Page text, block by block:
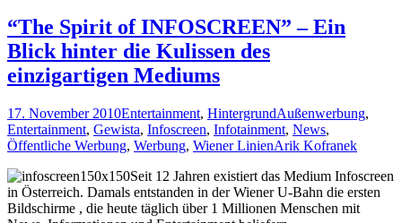
“The Spirit of INFOSCREEN” – Ein
Blick hinter die Kulissen des
einzigartigen Mediums
17. November 2010Entertainment, HintergrundAußenwerbung,
Entertainment, Gewista, Infoscreen, Infotainment, News,
Öffentliche Werbung, Werbung, Wiener LinienArik Kofranek
Seit 12 Jahren existiert das Medium Infoscreen
in Österreich. Damals entstanden in der Wiener U-Bahn die ersten
Bildschirme , die heute täglich über 1 Millionen Menschen mit